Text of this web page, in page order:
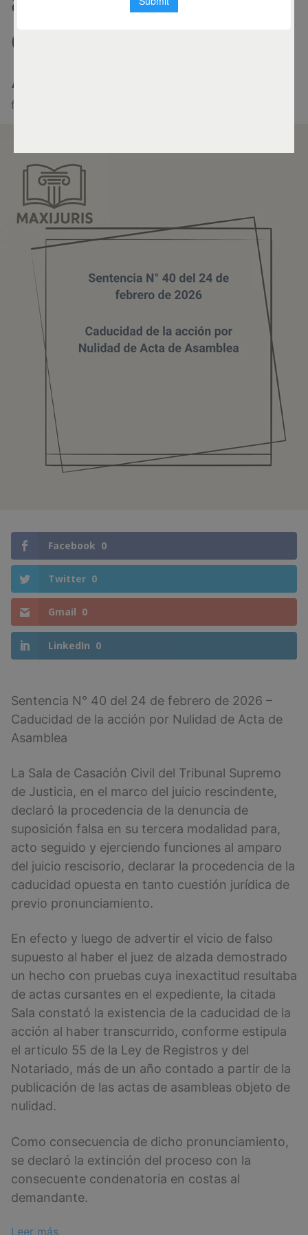
de Acta de
Asamblea
febrero 24, 2026
Facebook 0
Twitter 0
Gmail 0
LinkedIn 0
Sentencia N° 40 del 24 de febrero de 2026 –
Caducidad de la acción por Nulidad de Acta de
Asamblea
La Sala de Casación Civil del Tribunal Supremo
de Justicia, en el marco del juicio rescindente,
declaró la procedencia de la denuncia de
suposición falsa en su tercera modalidad para,
acto seguido y ejerciendo funciones al amparo
del juicio rescisorio, declarar la procedencia de la
caducidad opuesta en tanto cuestión jurídica de
previo pronunciamiento.
En efecto y luego de advertir el vicio de falso
supuesto al haber el juez de alzada demostrado
un hecho con pruebas cuya inexactitud resultaba
de actas cursantes en el expediente, la citada
Sala constató la existencia de la caducidad de la
acción al haber transcurrido, conforme estipula
el articulo 55 de la Ley de Registros y del
Notariado, más de un año contado a partir de la
publicación de las actas de asambleas objeto de
nulidad.
Como consecuencia de dicho pronunciamiento,
se declaró la extinción del proceso con la
consecuente condenatoria en costas al
demandante.
Leer más: